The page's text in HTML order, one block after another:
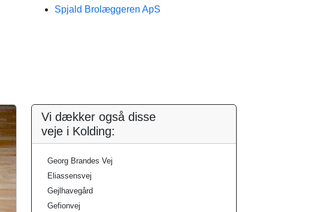
Spjald Brolæggeren ApS
Vi dækker også disse
veje i Kolding:
Georg Brandes Vej
Eliassensvej
Gejlhavegård
Gefionvej